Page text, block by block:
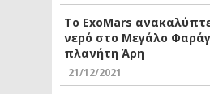
Το ExoMars
νερό στο Μεγάλο
πλανήτη Άρη
21/12/2021